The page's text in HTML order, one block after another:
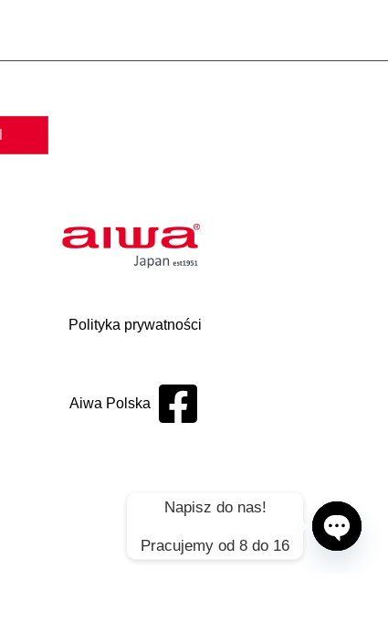
Polityka prywatności
Aiwa Polska
Napisz do nas!
Pracujemy od 8 do 16